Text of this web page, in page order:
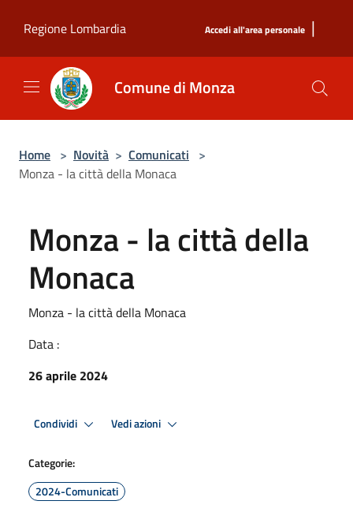
Regione Lombardia
Accedi all'area personale |
Comune di Monza
Home > Novità > Comunicati >
Monza - la città della Monaca
Monza - la città della
Monaca
Monza - la città della Monaca
Data :
26 aprile 2024
Condividi Vedi azioni
Categorie:
2024-Comunicati